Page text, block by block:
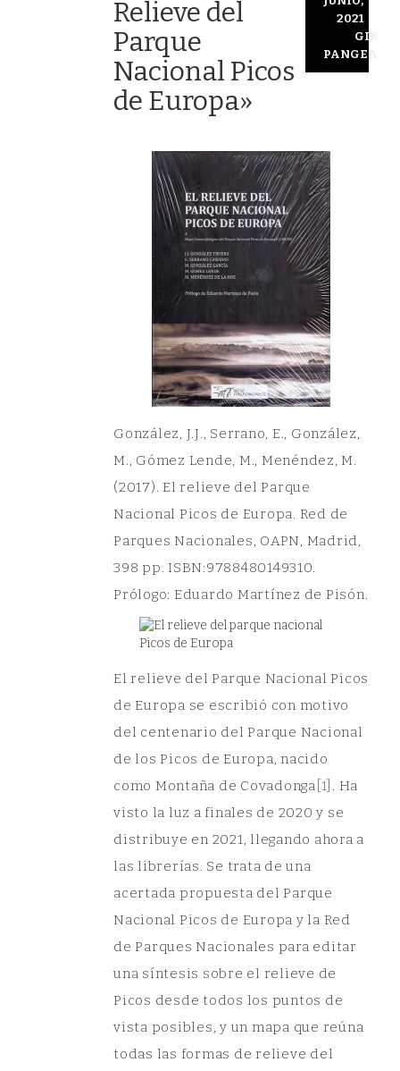
Relieve del
Parque
Nacional Picos
de Europa»
2021
GIR
PANGEA
González, J.J., Serrano, E., González,
M., Gómez Lende, M., Menéndez, M.
(2017). El relieve del Parque
Nacional Picos de Europa. Red de
Parques Nacionales, OAPN, Madrid,
398 pp. ISBN:9788480149310.
Prólogo: Eduardo Martínez de Pisón.
El relieve del Parque Nacional Picos
de Europa se escribió con motivo
del centenario del Parque Nacional
de los Picos de Europa, nacido
como Montaña de Covadonga [1] . Ha
visto la luz a finales de 2020 y se
distribuye en 2021, llegando ahora a
las librerías. Se trata de una
acertada propuesta del Parque
Nacional Picos de Europa y la Red
de Parques Nacionales para editar
una síntesis sobre el relieve de
Picos desde todos los puntos de
vista posibles, y un mapa que reúna
todas las formas de relieve del